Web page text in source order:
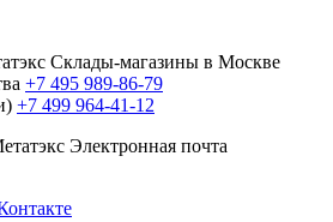
Склады-магазины в Москве
+7 495 989-86-79
+7 499 964-41-12
Электронная почта